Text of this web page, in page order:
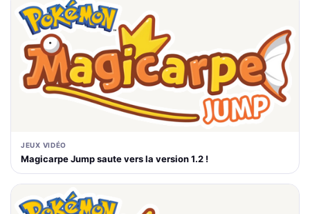
JEUX VIDÉO
Magicarpe Jump saute vers la version 1.2 !